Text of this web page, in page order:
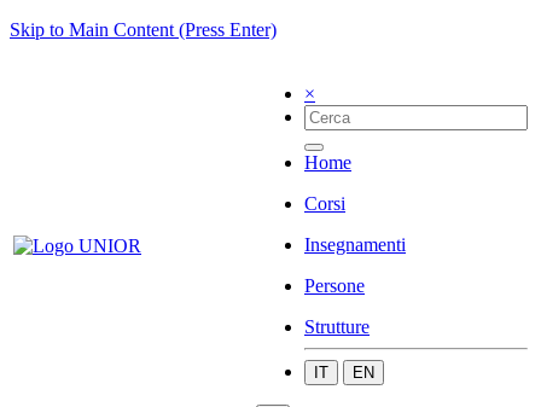
Skip to Main Content (Press Enter)
×
Home
Corsi
Insegnamenti
Persone
Strutture
IT EN